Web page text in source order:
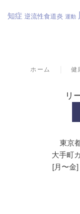
知症 逆流性食道炎 運動
ホーム 健
リ
東京
大手町
[月〜金